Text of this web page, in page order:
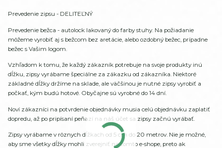
Prevedenie zipsu - DELITEĽNÝ
Prevedenie bežca - autolock lakovaný do farby stuhy. Na požiadanie
môžeme vyrobiť aj s bežcom bez aretácie, alebo ozdobný bežec, prípadne
bežec s Vašim logom.
Vzhľadom k tomu, že každý zákazník potrebuje na svoje produkty inú
dĺžku, zipsy vyrábame špeciálne za zákazku od zákazníka. Niektoré
základné dĺžky držíme na sklade, ale väčšinou je nutné zipsy vyrobiť a
počkať, kým budú hotové. Obyčajne sú vyrobné do 14 dní.
Noví zákazníci na potvrdenie objednávky musia celú objednávku zaplatiť
dopredu, až po pripísaní peňazí na náš účet sa zipsy začnú vyrábať.
Zipsy vyrábame v rôznych dĺžkach od 5 cm do 20 metrov. Nie je možné,
aby sme všetky dĺžky mohli zverejniť na tomto e-shope, preto ak